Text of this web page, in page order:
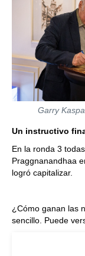
Garry
Un instructivo
En la ronda 3
Praggnanandhaa
logró capitalizar.
¿Cómo ganan las
sencillo. Puede